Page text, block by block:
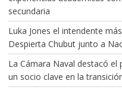
secundaria
Luka Jones el intendente
Despierta Chubut junto a
La Cámara Naval destacó
un socio clave en la